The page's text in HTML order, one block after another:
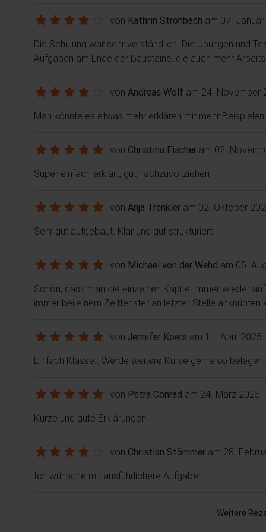
von Kathrin Strohbach am 07.
Die Schulung war sehr verständlich. Die Übungen und
Aufgaben am Ende der Bausteine, die auch mehr
von Andreas Wolf am 24. November
Man könnte es etwas mehr erklären mit mehr
von Christina Fischer am 02.
Super einfach erklärt, gut nachzuvollziehen
von Anja Trenkler am 02. Oktober
Sehr gut aufgebaut. Klar und gut strukturiert.
von Michael von der Wehd am 05.
Schön, dass man die einzelnen Kapitel immer wieder
immer bei einem Zeitfenster an letzter Stelle anknüpfen
von Jennifer Koers am 11. April 2025
Einfach Klasse.. Werde weitere Kurse gerne so belegen.
von Petra Conrad am 24. März 2025
Kurze und gute Erklärungen
von Christian Stömmer am 28.
Ich wünsche mir ausführlichere Aufgaben.
Weitere